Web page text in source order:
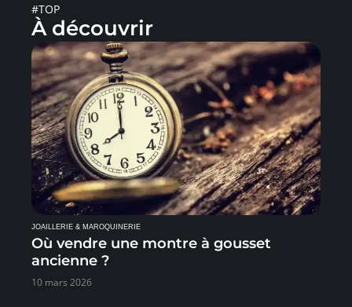
#TOP
À découvrir
JOAILLERIE & MAROQUINERIE
Où vendre une montre à gousset
ancienne ?
10 mars 2026